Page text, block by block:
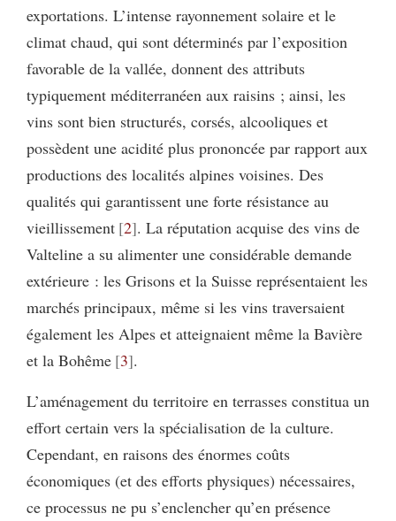
exportations. L’intense rayonnement solaire et le
climat chaud, qui sont déterminés par l’exposition
favorable de la vallée, donnent des attributs
typiquement méditerranéen aux raisins ; ainsi, les
vins sont bien structurés, corsés, alcooliques et
possèdent une acidité plus prononcée par rapport aux
productions des localités alpines voisines. Des
qualités qui garantissent une forte résistance au
vieillissement 2 . La réputation acquise des vins de
Valteline a su alimenter une considérable demande
extérieure : les Grisons et la Suisse représentaient les
marchés principaux, même si les vins traversaient
également les Alpes et atteignaient même la Bavière
et la Bohême 3 .
L’aménagement du territoire en terrasses constitua un
effort certain vers la spécialisation de la culture.
Cependant, en raisons des énormes coûts
économiques (et des efforts physiques) nécessaires,
ce processus ne pu s’enclencher qu’en présence